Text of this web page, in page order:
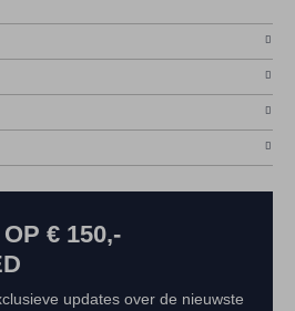
€ 150,-
updates over de nieuwste